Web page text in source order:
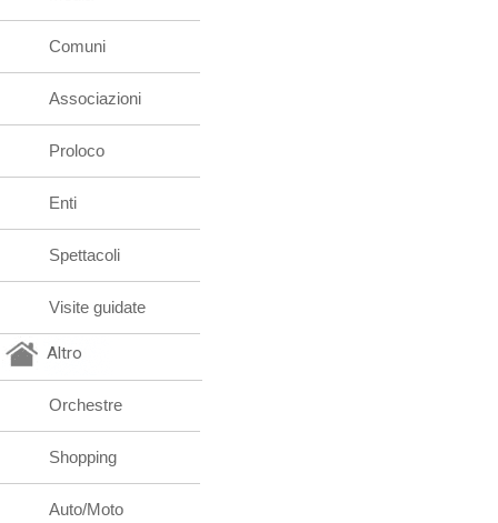
Comuni
Associazioni
Proloco
Enti
Spettacoli
Visite guidate
Altro
Orchestre
Shopping
Auto/Moto